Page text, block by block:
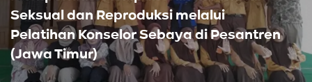
Seksual dan Reproduksi melalui
Pelatihan Konselor Sebaya di Pesantren
(Jawa Timur)